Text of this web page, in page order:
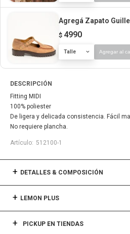
Agregá Zapato
$ 4990
Talle Agregar al
DESCRIPCIÓN
Fitting MIDI
100% poliester
De ligera y delicada consistencia. Fácil
No requiere plancha.
512100-1
DETALLES & COMPOSICIÓN
LEMON PLUS
PICKUP EN TIENDAS